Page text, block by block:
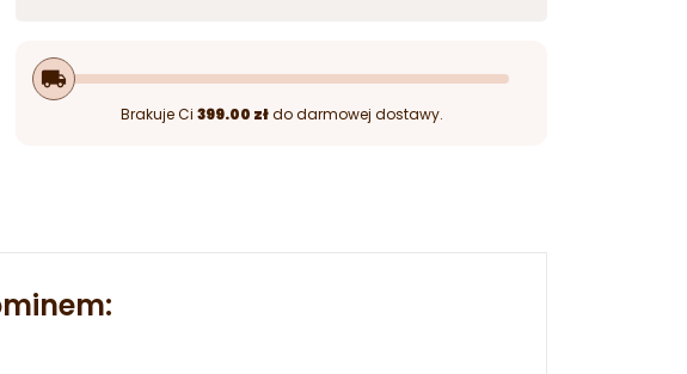
local_shipping
Brakuje Ci 399.00 złdo darmowej dostawy.